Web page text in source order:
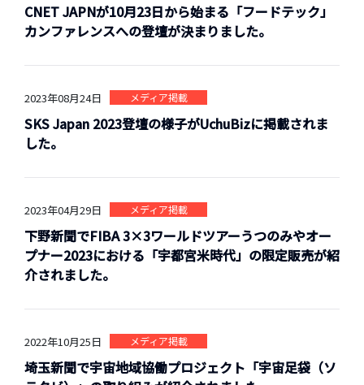
CNET JAPNが10月23日から始まる「フードテック」
カンファレンスへの登壇が決まりました。
2023年08月24日 メディア掲載
SKS Japan 2023登壇の様子がUchuBizに掲載されま
した。
2023年04月29日 メディア掲載
下野新聞でFIBA 3×3ワールドツアーうつのみやオー
プナー2023における「宇都宮米時代」の限定販売が紹
介されました。
2022年10月25日 メディア掲載
埼玉新聞で宇宙地域協働プロジェクト「宇宙足袋（ソ